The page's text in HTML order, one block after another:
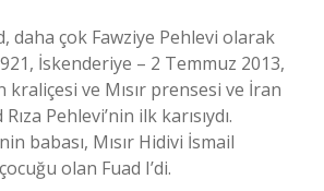
daha çok Fawziye Pehlevi olarak
İskenderiye – 2 Temmuz 2013,
kraliçesi ve Mısır prensesi ve İran
Pehlevi’nin ilk karısıydı.
babası, Mısır Hidivi İsmail
olan Fuad I’di.